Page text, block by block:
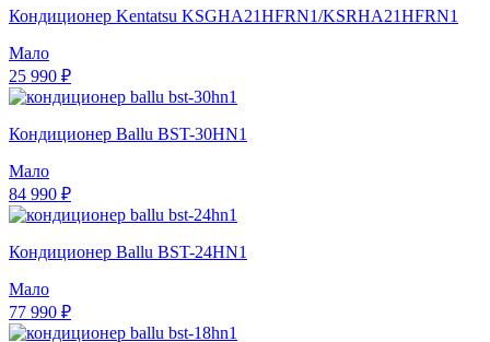
Кондиционер Kentatsu KSGHA21HFRN1/KSRHA21HFRN1
Мало
25 990 ₽
Кондиционер Ballu BST-30HN1
Мало
84 990 ₽
Кондиционер Ballu BST-24HN1
Мало
77 990 ₽